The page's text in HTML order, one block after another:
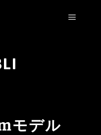
モデル